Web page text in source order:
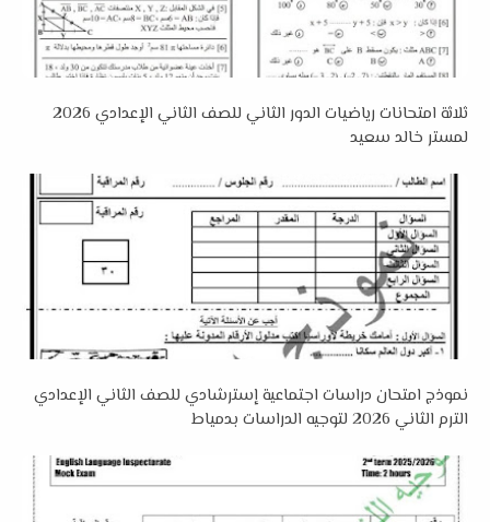
ثلاثة امتحانات رياضيات الدور الثاني للصف الثاني الإعدادي 2026
لمستر خالد سعيد
نموذج امتحان دراسات اجتماعية إسترشادي للصف الثاني الإعدادي
الترم الثاني 2026 لتوجيه الدراسات بدمياط